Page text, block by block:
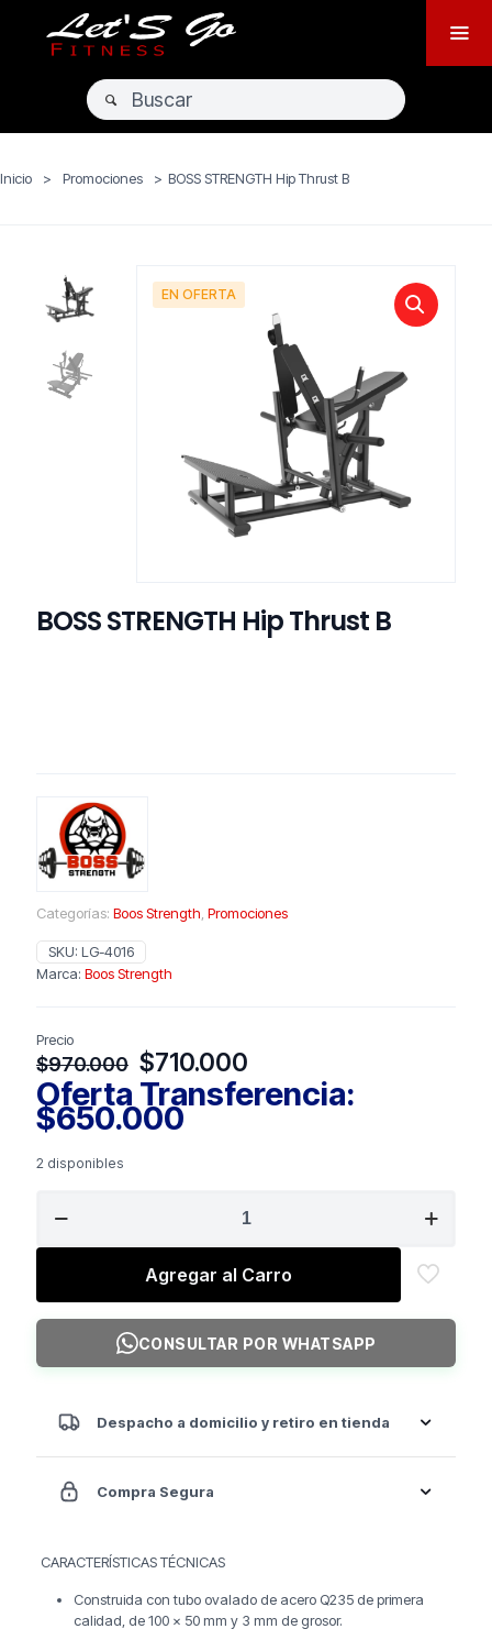
Inicio > Promociones > BOSS STRENGTH Hip Thrust B
EN OFERTA
BOSS STRENGTH Hip Thrust B
Categorías: Boos Strength Promociones
SKU: LG-4016
Marca: Boos Strength
Precio
$970.000 El
precio
original
era:
$710.000
precio
actual
Oferta Transferencia:
$650.000
2 disponibles
STRENGTH
cantidad
Agregar al Carro
CONSULTAR POR WHATSAPP
Despacho a domicilio y retiro en tienda
Compra Segura
CARACTERÍSTICAS TÉCNICAS
Construida con tubo ovalado de acero Q235 de primera
calidad, de 100 x 50 mm y 3 mm de grosor.